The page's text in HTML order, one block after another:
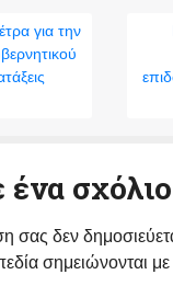
για την
σχόλιο
σας δεν
σημειώνονται με